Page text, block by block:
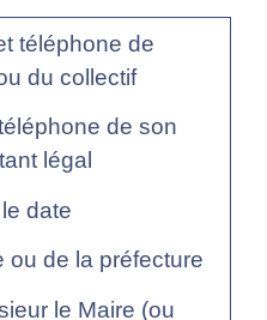
téléphone de
du collectif
de son
légal
date
ou de la préfecture
le Maire (ou